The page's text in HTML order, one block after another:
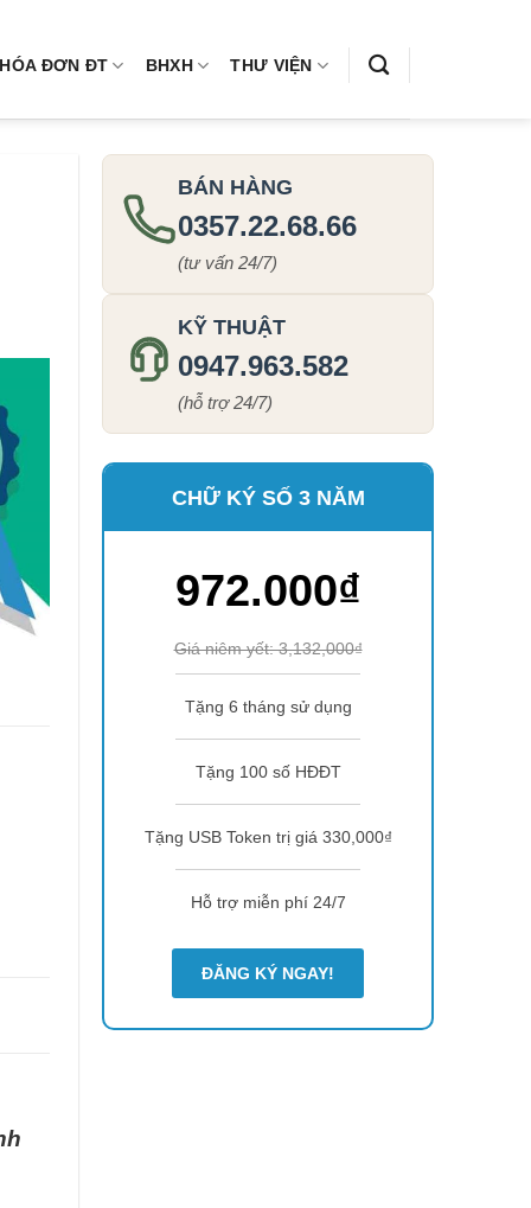
HÓA ĐƠN ĐT BHXH THƯ VIỆN
BÁN HÀNG
0357.22.68.66
(tư vấn 24/7)
KỸ THUẬT
0947.963.582
(hỗ trợ 24/7)
CHỮ KÝ SỐ 3 NĂM
972.000₫
Giá niêm yết: 3,132,000₫
Tặng 6 tháng sử dụng
Tặng 100 số HĐĐT
Tặng USB Token trị giá 330,000₫
Hỗ trợ miễn phí 24/7
ĐĂNG KÝ NGAY!